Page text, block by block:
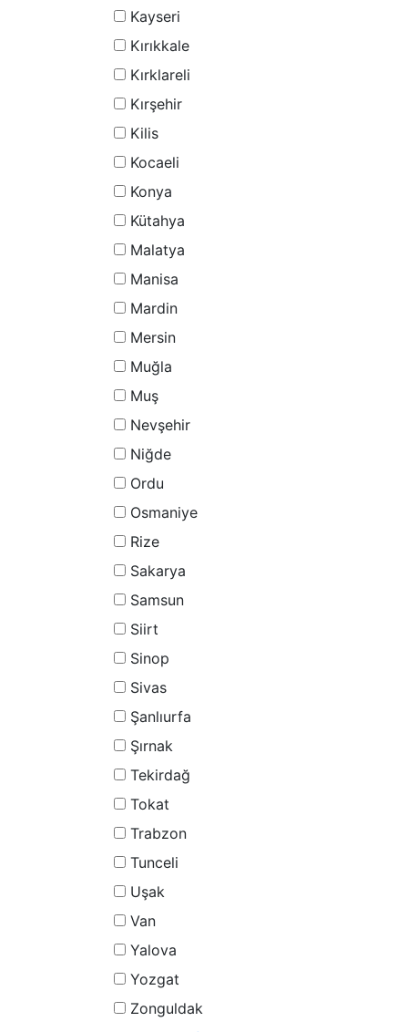
Kayseri
Kırıkkale
Kırklareli
Kırşehir
Kilis
Kocaeli
Konya
Kütahya
Malatya
Manisa
Mardin
Mersin
Muğla
Muş
Nevşehir
Niğde
Ordu
Osmaniye
Rize
Sakarya
Samsun
Siirt
Sinop
Sivas
Şanlıurfa
Şırnak
Tekirdağ
Tokat
Trabzon
Tunceli
Uşak
Van
Yalova
Yozgat
Zonguldak